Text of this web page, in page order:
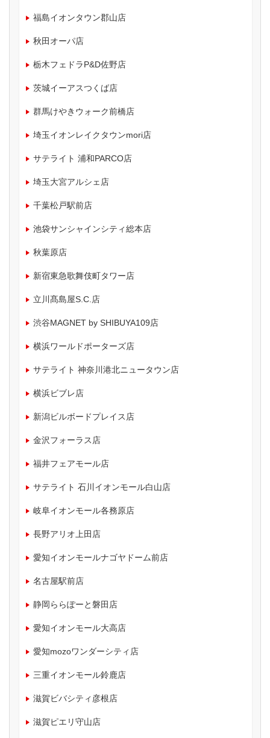
福島イオンタウン郡山店
秋田オーパ店
栃木フェドラP&D佐野店
茨城イーアスつくば店
群馬けやきウォーク前橋店
埼玉イオンレイクタウンmori店
サテライト 浦和PARCO店
埼玉大宮アルシェ店
千葉松戸駅前店
池袋サンシャインシティ総本店
秋葉原店
新宿東急歌舞伎町タワー店
立川髙島屋S.C.店
渋谷MAGNET by SHIBUYA109店
横浜ワールドポーターズ店
サテライト 神奈川港北ニュータウン店
横浜ビブレ店
新潟ビルボードプレイス店
金沢フォーラス店
福井フェアモール店
サテライト 石川イオンモール白山店
岐阜イオンモール各務原店
長野アリオ上田店
愛知イオンモールナゴヤドーム前店
名古屋駅前店
静岡ららぽーと磐田店
愛知イオンモール大高店
愛知mozoワンダーシティ店
三重イオンモール鈴鹿店
滋賀ビバシティ彦根店
滋賀ピエリ守山店